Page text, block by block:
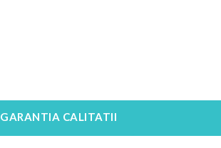
GARANTIA CALITATII